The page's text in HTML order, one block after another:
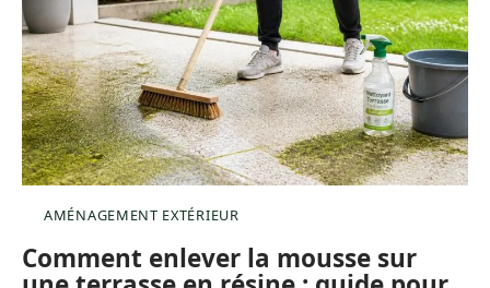
AMÉNAGEMENT EXTÉRIEUR
Comment enlever la mousse sur